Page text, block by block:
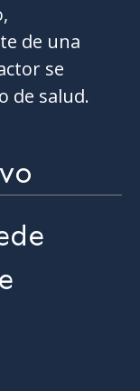
de una
se
de salud.